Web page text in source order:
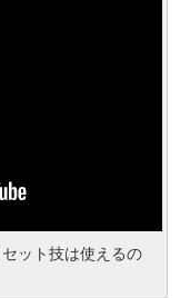
ット技は使えるの